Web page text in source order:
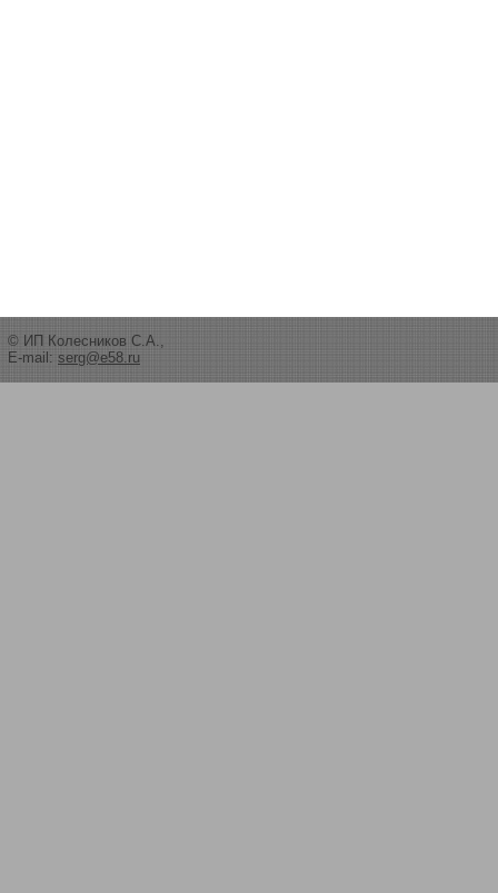
© ИП Колесников С.А.,
E-mail: serg@e58.ru